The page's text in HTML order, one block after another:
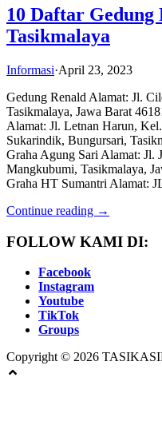
10 Daftar Gedung
Tasikmalaya
Informasi·April 23, 2023
Gedung Renald Alamat: Jl.
Tasikmalaya, Jawa Barat
Alamat: Jl. Letnan Harun,
Sukarindik, Bungursari,
Graha Agung Sari Alamat: Jl.
Mangkubumi, Tasikmalaya,
Graha HT Sumantri Alamat:
Continue reading →
FOLLOW KAMI DI:
Facebook
Instagram
Youtube
TikTok
Groups
Copyright © 2026